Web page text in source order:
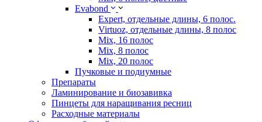
Evabond
Expert, отдельные длины, 6 полос.
Virtuoz, отдельные длины, 8 полос
Mix, 16 полос
Mix, 8 полос
Mix, 20 полос
Пучковые и подиумные
Препараты
Ламинирование и биозавивка
Пинцеты для наращивания ресниц
Расходные материалы